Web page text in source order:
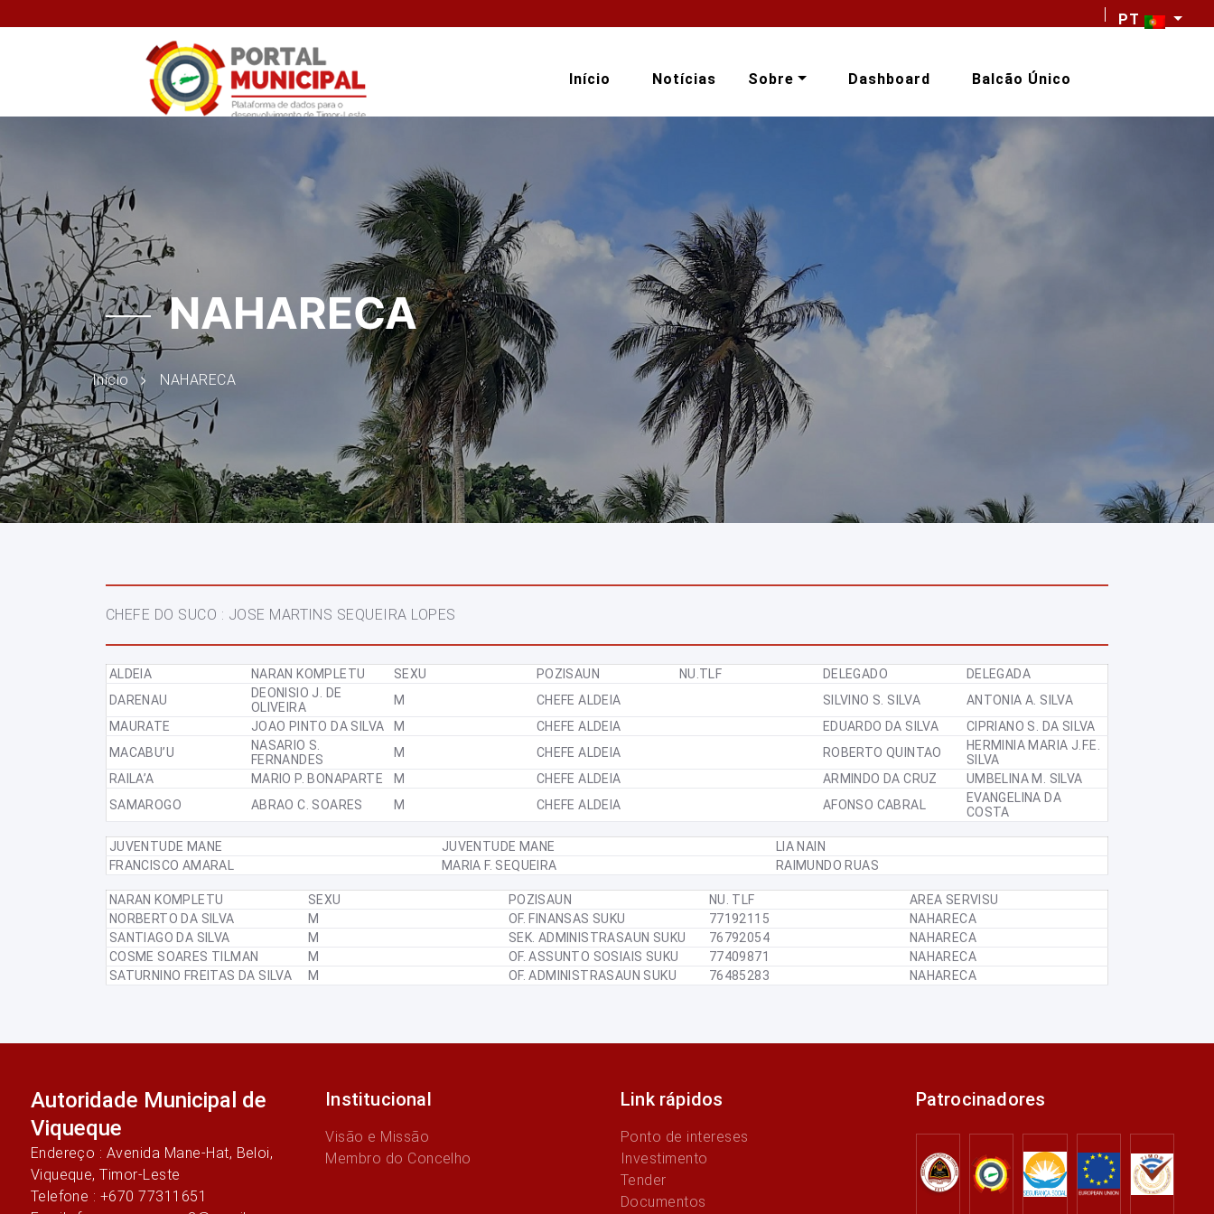
PT
Início Notícias Sobre Dashboard Balcão Único
NAHARECA
Início NAHARECA
CHEFE DO SUCO : JOSE MARTINS SEQUEIRA LOPES
ALDEIA NARAN KOMPLETU SEXU POZISAUN NU.TLF DELEGADO
DELEGADA
DARENAU
DEONISIO J. DE
OLIVEIRA
M CHEFE ALDEIA SILVINO S. SILVA
ANTONIA A. SILVA
MAURATE
JOAO PINTO DA SILVA M CHEFE ALDEIA EDUARDO DA SILVA
CIPRIANO S. DA SILVA
MACABU’U
NASARIO S.
FERNANDES
M CHEFE ALDEIA ROBERTO QUINTAO
HERMINIA MARIA J.F.E.
SILVA
RAILA’A
MARIO P. BONAPARTE M CHEFE ALDEIA ARMINDO DA CRUZ
UMBELINA M. SILVA
SAMAROGO
ABRAO C. SOARES M CHEFE ALDEIA AFONSO CABRAL
EVANGELINA DA
COSTA
JUVENTUDE MANE JUVENTUDE MANE
LIA NAIN
FRANCISCO AMARAL
MARIA F. SEQUEIRA RAIMUNDO RUAS
NARAN KOMPLETU SEXU POZISAUN NU. TLF
AREA SERVISU
NORBERTO DA SILVA
M OF. FINANSAS SUKU 77192115
NAHARECA
SANTIAGO DA SILVA
M SEK. ADMINISTRASAUN SUKU 76792054
NAHARECA
COSME SOARES TILMAN
M OF. ASSUNTO SOSIAIS SUKU 77409871
NAHARECA
SATURNINO FREITAS DA SILVA
M OF. ADMINISTRASAUN SUKU 76485283 NAHARECA
Autoridade Municipal de
Viqueque
Endereço : Avenida Mane-Hat, Beloi,
Viqueque, Timor-Leste
Telefone : +670 77311651
Institucional
Visão e Missão
Membro do Concelho
Link rápidos
Ponto de intereses
Investimento
Tender
Documentos
Patrocinadores